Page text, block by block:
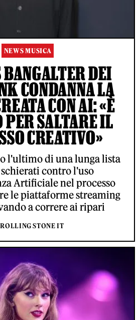
NEWS MUSICA
DEI
CONDANNA LA
CON AI: «È
PER SALTARE IL
CREATIVO»
l'ultimo di una lunga lista
contro l'uso
Artificiale nel processo
le piattaforme streaming
a correre ai ripari
STONE IT